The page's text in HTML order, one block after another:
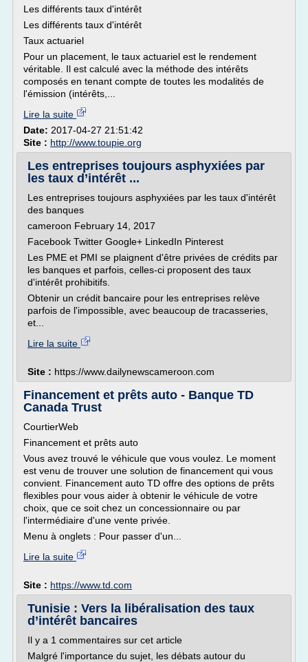
Les différents taux d'intérêt
Les différents taux d'intérêt
Taux actuariel
Pour un placement, le taux actuariel est le rendement
véritable. Il est calculé avec la méthode des intérêts
composés en tenant compte de toutes les modalités de
l'émission (intérêts,...
Lire la suite
Date: 2017-04-27 21:51:42
Site : http://www.toupie.org
Les entreprises toujours asphyxiées par
les taux d’intérêt ...
Les entreprises toujours asphyxiées par les taux d'intérêt
des banques
cameroon February 14, 2017
Facebook Twitter Google+ LinkedIn Pinterest
Les PME et PMI se plaignent d'être privées de crédits par
les banques et parfois, celles-ci proposent des taux
d'intérêt prohibitifs.
Obtenir un crédit bancaire pour les entreprises relève
parfois de l'impossible, avec beaucoup de tracasseries,
et...
Lire la suite
Site : https://www.dailynewscameroon.com
Financement et prêts auto - Banque TD
Canada Trust
CourtierWeb
Financement et prêts auto
Vous avez trouvé le véhicule que vous voulez. Le moment
est venu de trouver une solution de financement qui vous
convient. Financement auto TD offre des options de prêts
flexibles pour vous aider à obtenir le véhicule de votre
choix, que ce soit chez un concessionnaire ou par
l'intermédiaire d'une vente privée.
Menu à onglets : Pour passer d'un...
Lire la suite
Site : https://www.td.com
Tunisie : Vers la libéralisation des taux
d’intérêt bancaires
Il y a 1 commentaires sur cet article
Malgré l'importance du sujet, les débats autour du